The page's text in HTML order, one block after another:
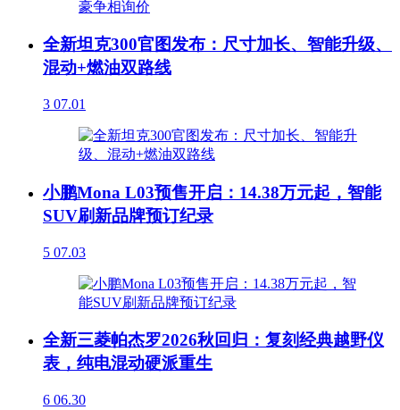
全新坦克300官图发布：尺寸加长、智能升级、
混动+燃油双路线
3 07.01
小鹏Mona L03预售开启：14.38万元起，智能
SUV刷新品牌预订纪录
5 07.03
全新三菱帕杰罗2026秋回归：复刻经典越野仪
表，纯电混动硬派重生
6 06.30